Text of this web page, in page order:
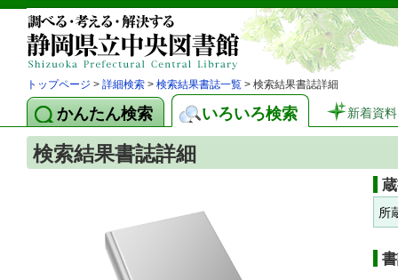
トップページ > 詳細検索 > 検索結果書誌一覧 > 検索結果書誌詳細
かんたん検索 いろいろ検索 新着資料
検索結果書誌詳細
所